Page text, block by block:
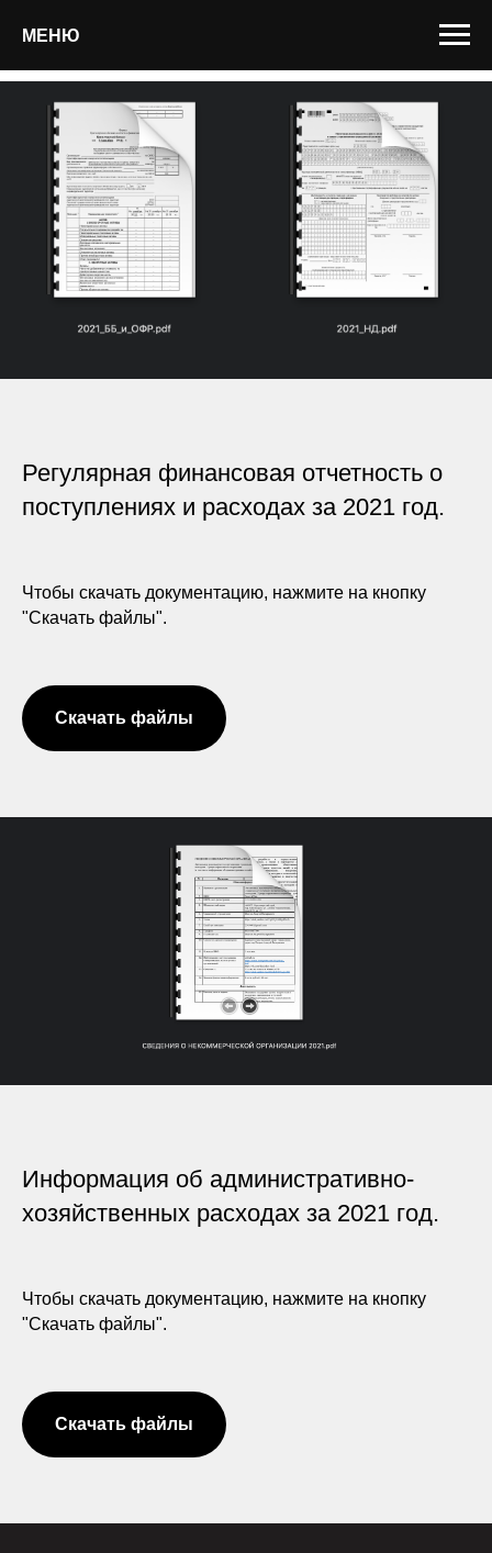
МЕНЮ
Регулярная финансовая отчетность о
поступлениях и расходах за 2021 год.
Чтобы скачать документацию, нажмите на кнопку
"Скачать файлы".
Скачать файлы
Информация об административно-
хозяйственных расходах за 2021 год.
Чтобы скачать документацию, нажмите на кнопку
"Скачать файлы".
Скачать файлы